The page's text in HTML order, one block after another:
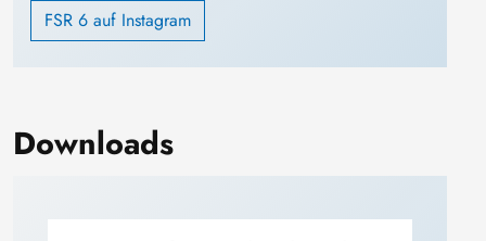
FSR 6 auf Instagram
Downloads